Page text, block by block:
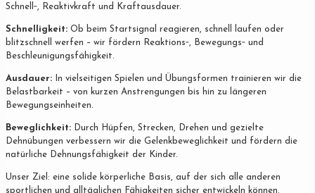
Schnell‐, Reaktivkraft und Kraftausdauer.
Schnelligkeit: Ob beim Startsignal reagieren, schnell laufen oder
blitzschnell werfen – wir fördern Reaktions‐, Bewegungs‐ und
Beschleunigungsfähigkeit.
Ausdauer: In vielseitigen Spielen und Übungsformen trainieren wir die
Belastbarkeit – von kurzen Anstrengungen bis hin zu längeren
Bewegungseinheiten.
Beweglichkeit: Durch Hüpfen, Strecken, Drehen und gezielte
Dehnübungen verbessern wir die Gelenkbeweglichkeit und fördern die
natürliche Dehnungsfähigkeit der Kinder.
Unser Ziel: eine solide körperliche Basis, auf der sich alle anderen
sportlichen und alltäglichen Fähigkeiten sicher entwickeln können.